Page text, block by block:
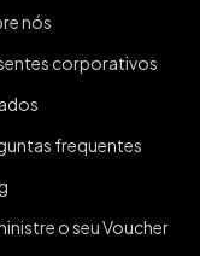
nós
corporativos
frequentes
o seu Voucher